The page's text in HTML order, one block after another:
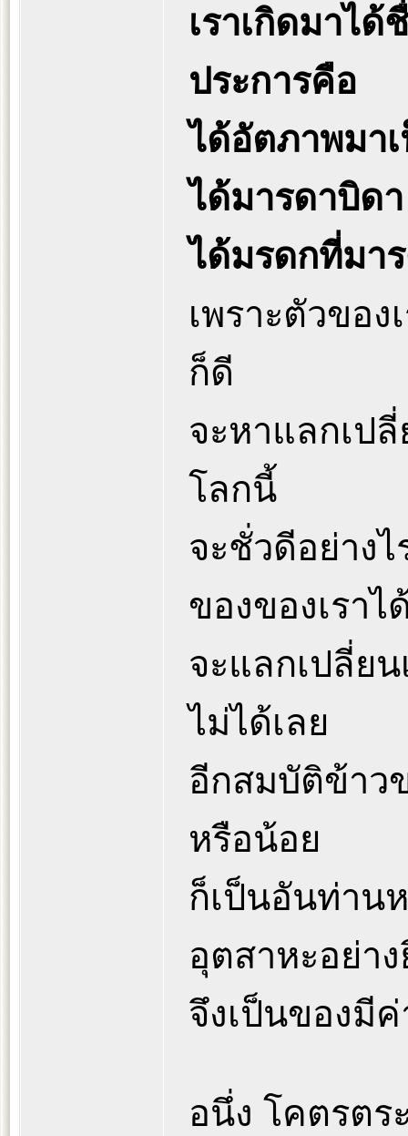
เราเกิดมาไ
ประการคือ
ได้อัตภาพมา
ได้มารดาบิด
ได้มรดกที่มา
เพราะตัวขอ
ก็ดี
จะหาแลกเป
โลกนี้
จะชั่วดีอย่าง
ของของเราไ
จะแลกเปลี่ย
ไม่ได้เลย
อีกสมบัติข้าว
หรือน้อย
ก็เป็นอันท่าน
อุตสาหะอย่าง
จึงเป็นของมี
อนึ่ง โคตรตร